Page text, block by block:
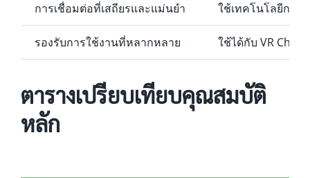
การเชื่อมต่อที่เสถียรและแม่นยำ ใช้เทคโนโลยีการ
รองรับการใช้งานที่หลากหลาย ใช้ได้กับ VR
ตารางเปรียบเทียบคุณสมบัติ
หลัก